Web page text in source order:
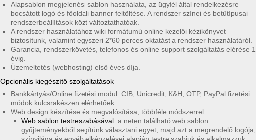
Alapsablon megjelenési sablon használata, az ügyfél által rendelkezésre
bocsátott logó és főoldali banner feltöltése. A rendszer színei és betűtípusai
rendszerbeállítások közt változtathatóak.
A rendszer használatához wiki formátumú online kezelői kézikönyvet
biztosítunk, valamint egyszeri 2*60 perces oktatást a rendszer használatáról.
Garancia, rendszerkövetés, telefonos és online support szolgáltatás elérése 1
évig.
Üzemeltetés (webhosting) első éves díja.
Opcionális kiegészítő szolgáltatások
Bankkártyás/Online fizetési modul. CIB, Unicredit, K&H, OTP, PayPal fizetési
módok kulcsrakészen elérhetőek
Web design készítése és megvalósítása, többféle módszerrel:
Web sablon testreszabásával: a neten található web sablon
gyűjteményekből segítünk választani egyet, majd azt a megrendelő logója,